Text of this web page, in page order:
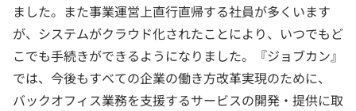
ました。また事業運営上直行直帰する社員が多くいます
が、システムがクラウド化されたことにより、いつでもど
こでも手続きができるようになりました。『ジョブカン』
では、今後もすべての企業の働き方改革実現のために、
バックオフィス業務を支援するサービスの開発・提供に取